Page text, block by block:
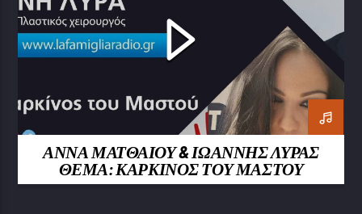
ΑΝΝΑ ΜΑΤΘΑΙΟΥ & ΙΩΑΝΝΗΣ ΛΥΡΑΣ
ΘΕΜΑ: ΚΑΡΚΙΝΟΣ ΤΟΥ ΜΑΣΤΟΥ